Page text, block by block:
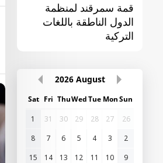
قمة سمرقند لمنظمة
الدول الناطقة باللغات
التركية
August
2026
Sun
Mon
Tue
Wed
Thu
Fri
Sat
26
27
28
29
30
31
1
2
3
4
5
6
7
8
9
10
11
12
13
14
15